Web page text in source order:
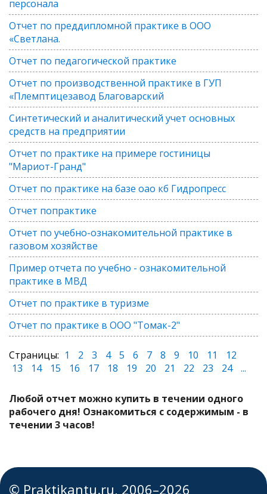
персонала
Отчет по преддипломной практике в ООО
«Светлана.
Отчет по педагогической практике
Отчет по производственной практике в ГУП
«Племптицезавод Благоварский
Синтетический и аналитический учет основных
средств на предприятии
Отчет по практике на примере гостиницы
"Мариот-Гранд"
Отчет по практике на базе оао кб Гидропресс
Отчет попрактике
Отчет по учебно-ознакомительной практике в
газовом хозяйстве
Пример отчета по учебно - ознакомительной
практике в МВД
Отчет по практике в туризме
Отчет по практике в ООО "Томак-2"
Страницы: 1 2 3 4 5 6 7 8 9 10 11
12
13
14 15 16 17 18 19 20 21 22 23 24 ...
Любой отчет можно купить в течении одного
рабочего дня! Ознакомиться с содержимым - в
течении 3 часов!
© Praktikantu.ru, 2006–2026